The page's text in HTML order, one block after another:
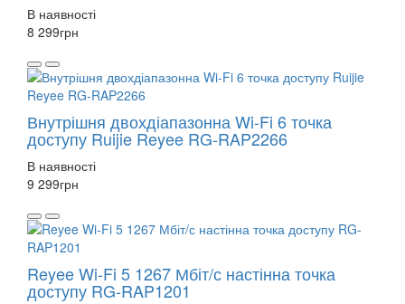
В наявності
8 299грн
Внутрішня двохдіапазонна Wi-Fi 6 точка
доступу Ruijie Reyee RG-RAP2266
В наявності
9 299грн
Reyee Wi-Fi 5 1267 Мбіт/с настінна точка
доступу RG-RAP1201